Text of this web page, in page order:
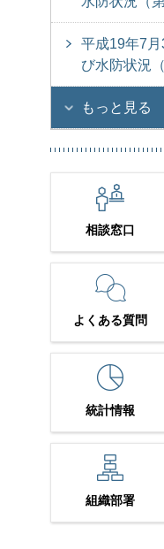
平成19年7
び水防状況
もっと見る
相談窓口
よくある質問
統計情報
組織部署